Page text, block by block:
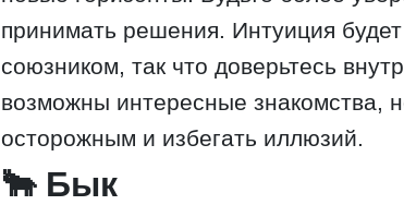
принимать решения. Интуиция
союзником, так что доверьтесь
возможны интересные знакомства,
осторожным и избегать иллюзий.
🐂 Бык